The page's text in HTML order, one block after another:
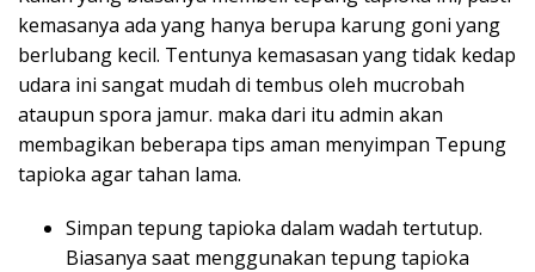
kemasanya ada yang hanya berupa karung goni yang
berlubang kecil. Tentunya kemasasan yang tidak kedap
udara ini sangat mudah di tembus oleh mucrobah
ataupun spora jamur. maka dari itu admin akan
membagikan beberapa tips aman menyimpan Tepung
tapioka agar tahan lama.
Simpan tepung tapioka dalam wadah tertutup.
Biasanya saat menggunakan tepung tapioka